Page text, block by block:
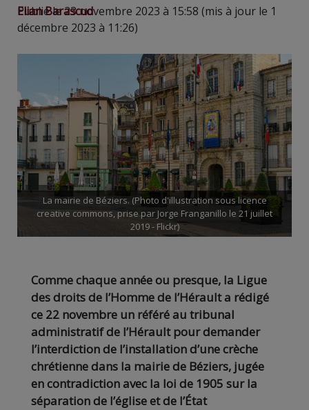
Elian Barascud
Publié le 23 novembre 2023 à 15:58 (mis à jour le 1
décembre 2023 à 11:26)
La mairie de Béziers. (Photo d'illustration sous licence
creative commons, prise par Jorge Franganillo le 21 juillet
2019 - Flickr)
Comme chaque année ou presque, la Ligue
des droits de l’Homme de l’Hérault a rédigé
ce 22 novembre un référé au tribunal
administratif de l’Hérault pour demander
l’interdiction de l’installation d’une crèche
chrétienne dans la mairie de Béziers, jugée
en contradiction avec la loi de 1905 sur la
séparation de l’église et de l’État